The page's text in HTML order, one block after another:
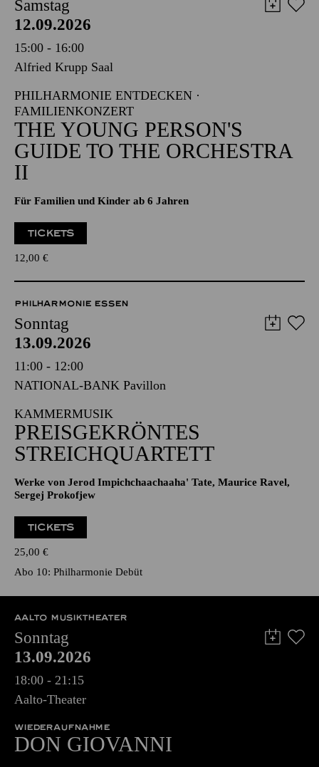
Samstag
12.09.2026
15:00 - 16:00
Alfried Krupp Saal
PHILHARMONIE ENTDECKEN ·
FAMILIENKONZERT
THE YOUNG PERSON'S
GUIDE TO THE ORCHESTRA
II
Für Familien und Kinder ab 6 Jahren
TICKETS
12,00 €
PHILHARMONIE ESSEN
Sonntag
13.09.2026
11:00 - 12:00
NATIONAL-BANK Pavillon
KAMMERMUSIK
PREISGEKRÖNTES
STREICHQUARTETT
Werke von Jerod Impichchaachaaha' Tate, Maurice Ravel,
Sergej Prokofjew
TICKETS
25,00 €
Abo 10: Philharmonie Debüt
AALTO MUSIKTHEATER
Sonntag
13.09.2026
18:00 - 21:15
Aalto-Theater
WIEDERAUFNAHME
DON GIO­VANNI